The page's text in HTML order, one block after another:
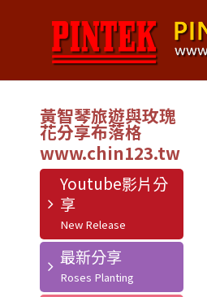
黃智琴旅遊與玫瑰
花分享布落格
Youtube影片分
享
最新分享